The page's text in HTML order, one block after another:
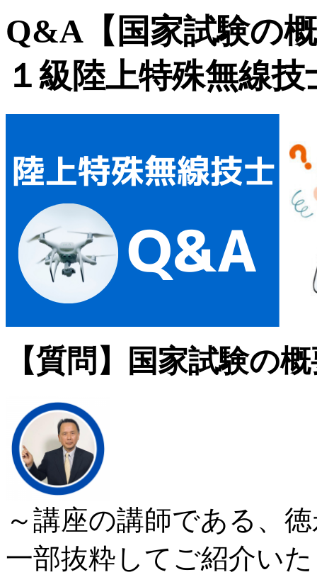
Q&A【国家試験の
１級陸上特殊無線技
【質問】国家試験の
～講座の講師である、
一部抜粋してご紹介い